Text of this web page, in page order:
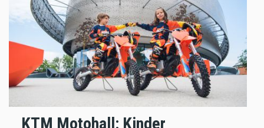
KTM Motohall: Kinder